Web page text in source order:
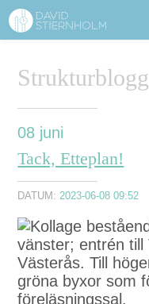
Navigering
BLOGG SHOP
08 juni
Tack, Etteplan!
DATUM:2023-06-08 09:52